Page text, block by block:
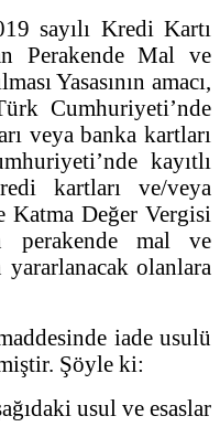
sayılı Kredi Kartı
Perakende Mal ve
Yasasının amacı,
Cumhuriyeti’nde
veya banka kartları
kayıtlı
kartları ve/veya
Katma Değer Vergisi
perakende mal ve
olanlara
iade usulü
Şöyle ki:
usul ve esaslar